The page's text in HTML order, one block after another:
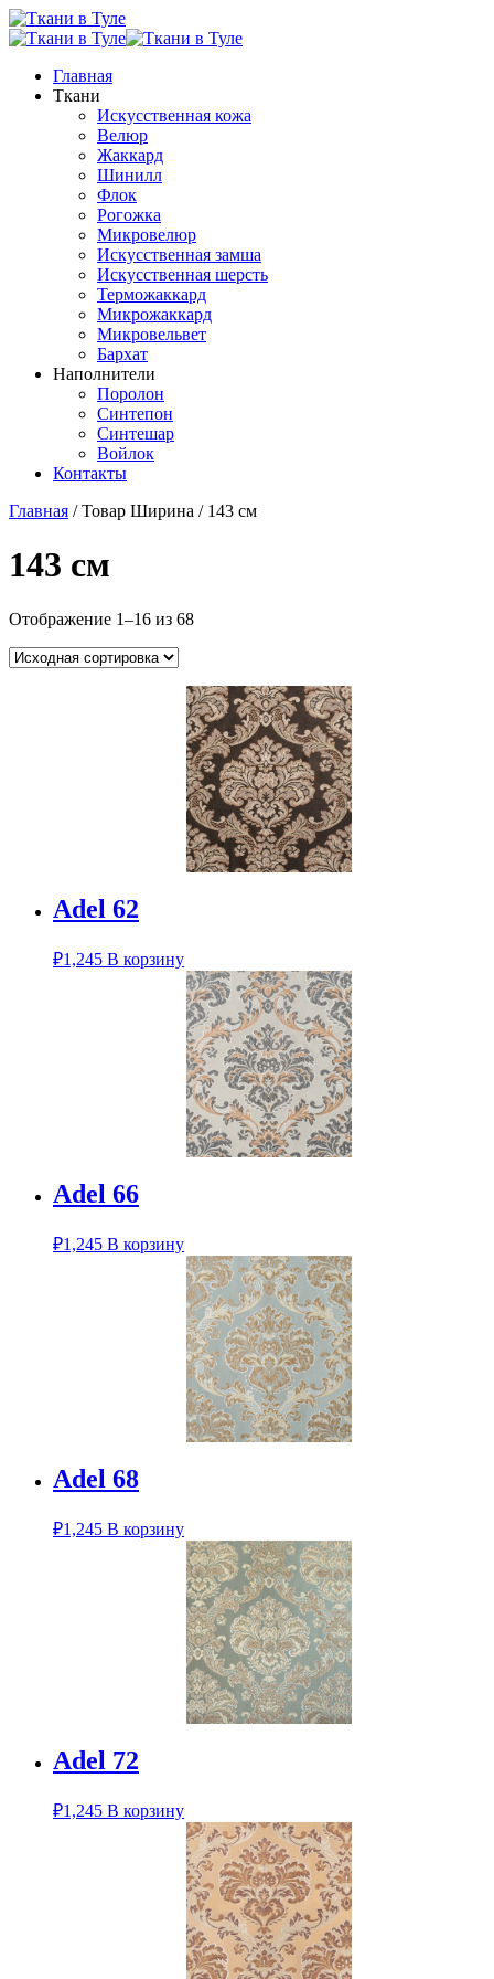
Главная
Ткани
Искусственная кожа
Велюр
Жаккард
Шинилл
Флок
Рогожка
Микровелюр
Искусственная замша
Искусственная шерсть
Терможаккард
Микрожаккард
Микровельвет
Бархат
Наполнители
Поролон
Синтепон
Синтешар
Войлок
Контакты
Главная / Товар Ширина / 143 см
143 см
Отображение 1–16 из 68
Adel 62
₽1,245 В корзину
Adel 66
₽1,245 В корзину
Adel 68
₽1,245 В корзину
Adel 72
₽1,245 В корзину